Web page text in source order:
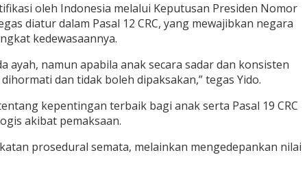
oleh Indonesia melalui Keputusan Presiden Nomor
diatur dalam Pasal 12 CRC, yang mewajibkan negara
kedewasaannya.
ayah, namun apabila anak secara sadar dan konsisten
dan tidak boleh dipaksakan,” tegas Yido.
kepentingan terbaik bagi anak serta Pasal 19 CRC
akibat pemaksaan.
prosedural semata, melainkan mengedepankan nilai